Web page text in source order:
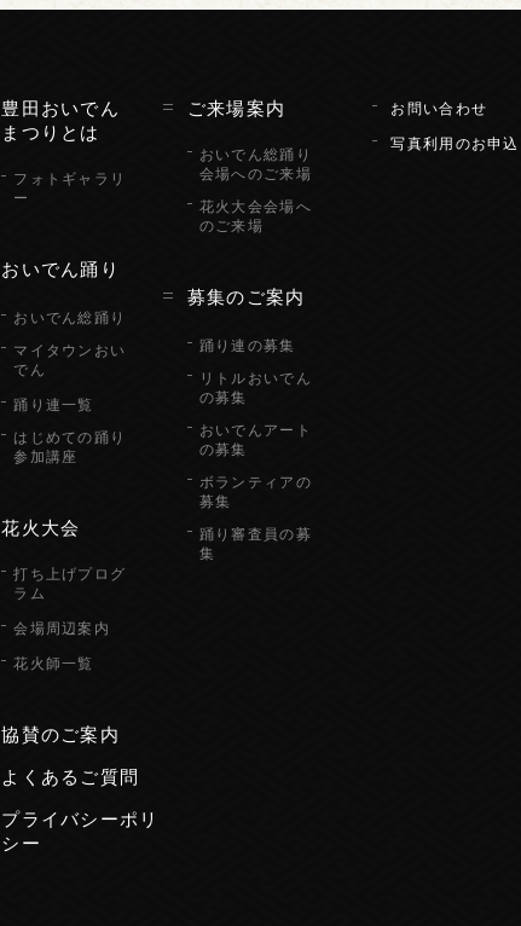
豊田おいでん
まつりとは
フォトギャラリ
ー
おいでん踊り
おいでん総踊り
マイタウンおい
でん
踊り連一覧
はじめての踊り
参加講座
花火大会
打ち上げプログ
ラム
会場周辺案内
花火師一覧
ご来場案内
おいでん総踊り
会場へのご来場
花火大会会場へ
のご来場
募集のご案内
踊り連の募集
リトルおいでん
の募集
おいでんアート
の募集
ボランティアの
募集
踊り審査員の募
集
協賛のご案内
よくあるご質問
プライバシーポリ
シー
お問い合わせ
写真利用のお申込